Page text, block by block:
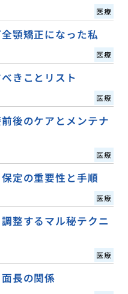
医療
顎矯正になった私
医療
きことリスト
医療
後のケアとメンテナ
医療
定の重要性と手順
医療
整するマル秘テクニ
医療
長の関係